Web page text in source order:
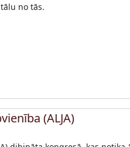
no tās.
(ALJA)